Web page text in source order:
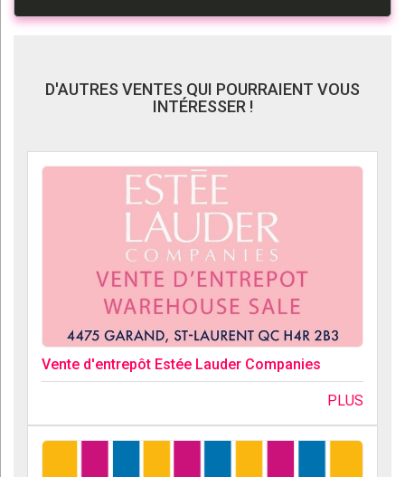
D'AUTRES VENTES QUI POURRAIENT VOUS
INTÉRESSER !
Vente d'entrepôt Estée Lauder Companies
PLUS